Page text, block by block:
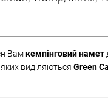
Вамкемпінговий намет
виділяються Green